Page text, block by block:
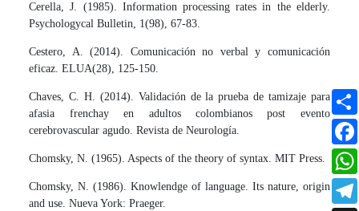
Cerella, J. (1985). Information processing rates in the elderly.
Psychologycal Bulletin, 1(98), 67-83.
Cestero, A. (2014). Comunicación no verbal y comunicación
eficaz. ELUA(28), 125-150.
Chaves, C. H. (2014). Validación de la prueba de tamizaje para
afasia frenchay en adultos colombianos post evento
cerebrovascular agudo. Revista de Neurología.
Chomsky, N. (1965). Aspects of the theory of syntax. MIT Press.
Chomsky, N. (1986). Knowlendge of language. Its nature, origin
and use. Nueva York: Praeger.